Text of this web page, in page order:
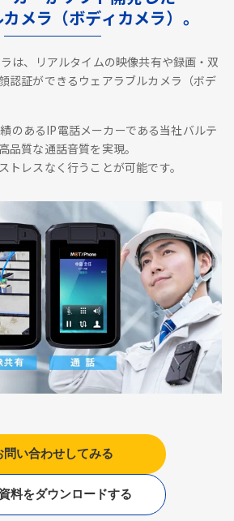
メラ（ボディカメラ）。
は、リアルタイムの映像共有や録画・双
認証ができるウェアラブルカメラ（ボデ
のあるIP電話メーカーである当社バルテ
品質な通話音質を実現。
トレスなく行うことが可能です。
問い合わせしてみる
料をダウンロードする